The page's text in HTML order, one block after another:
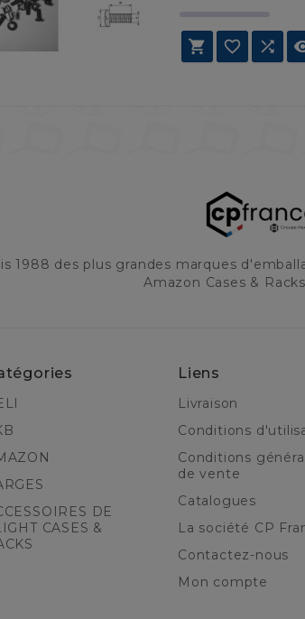
  
1988 des plus grandes marques
Amazon Cases &
DE
CASES &
Liens
Livraison
Conditions
Conditions
de vente
Catalogues
La société CP
Contactez-nous
Mon compte